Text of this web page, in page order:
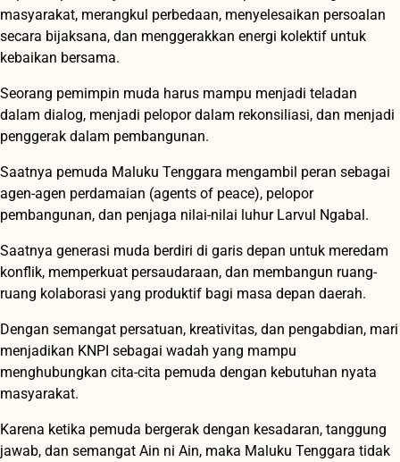
masyarakat, merangkul perbedaan, menyelesaikan persoalan
secara bijaksana, dan menggerakkan energi kolektif untuk
kebaikan bersama.
Seorang pemimpin muda harus mampu menjadi teladan
dalam dialog, menjadi pelopor dalam rekonsiliasi, dan menjadi
penggerak dalam pembangunan.
Saatnya pemuda Maluku Tenggara mengambil peran sebagai
agen-agen perdamaian (agents of peace), pelopor
pembangunan, dan penjaga nilai-nilai luhur Larvul Ngabal.
Saatnya generasi muda berdiri di garis depan untuk meredam
konflik, memperkuat persaudaraan, dan membangun ruang-
ruang kolaborasi yang produktif bagi masa depan daerah.
Dengan semangat persatuan, kreativitas, dan pengabdian, mari
menjadikan KNPI sebagai wadah yang mampu
menghubungkan cita-cita pemuda dengan kebutuhan nyata
masyarakat.
Karena ketika pemuda bergerak dengan kesadaran, tanggung
jawab, dan semangat Ain ni Ain, maka Maluku Tenggara tidak